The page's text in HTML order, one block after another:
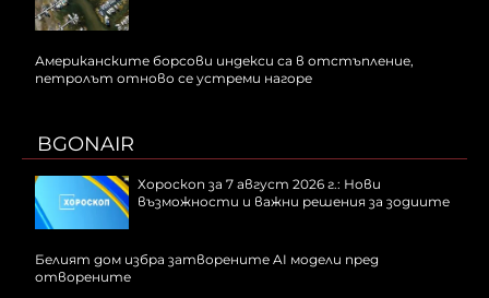
Американските борсови индекси са в отстъпление,
петролът отново се устреми нагоре
BGONAIR
Хороскоп за 7 август 2026 г.: Нови
възможности и важни решения за зодиите
Белият дом избра затворените AI модели пред
отворените